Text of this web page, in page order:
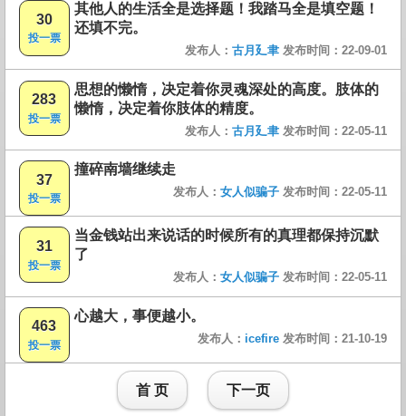
30
投一票
其他人的生活全是选择题！我踏马全是填空题！
还填不完。
发布人： 古月廴聿 发布时间：22-09-01
283
投一票
思想的懒惰，决定着你灵魂深处的高度。肢体的
懒惰，决定着你肢体的精度。
发布人： 古月廴聿 发布时间：22-05-11
37
投一票
撞碎南墙继续走
发布人： 女人似骗子 发布时间：22-05-11
31
投一票
当金钱站出来说话的时候所有的真理都保持沉默
了
发布人： 女人似骗子 发布时间：22-05-11
463
投一票
心越大，事便越小。
发布人： icefire 发布时间：21-10-19
首 页 下一页